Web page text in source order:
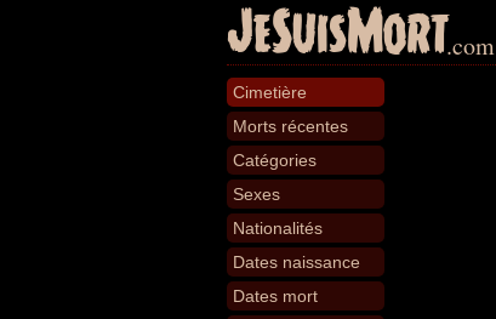
JeSuisMort.com
Cimetière
Morts récentes
Catégories
Sexes
Nationalités
Dates naissance
Dates mort